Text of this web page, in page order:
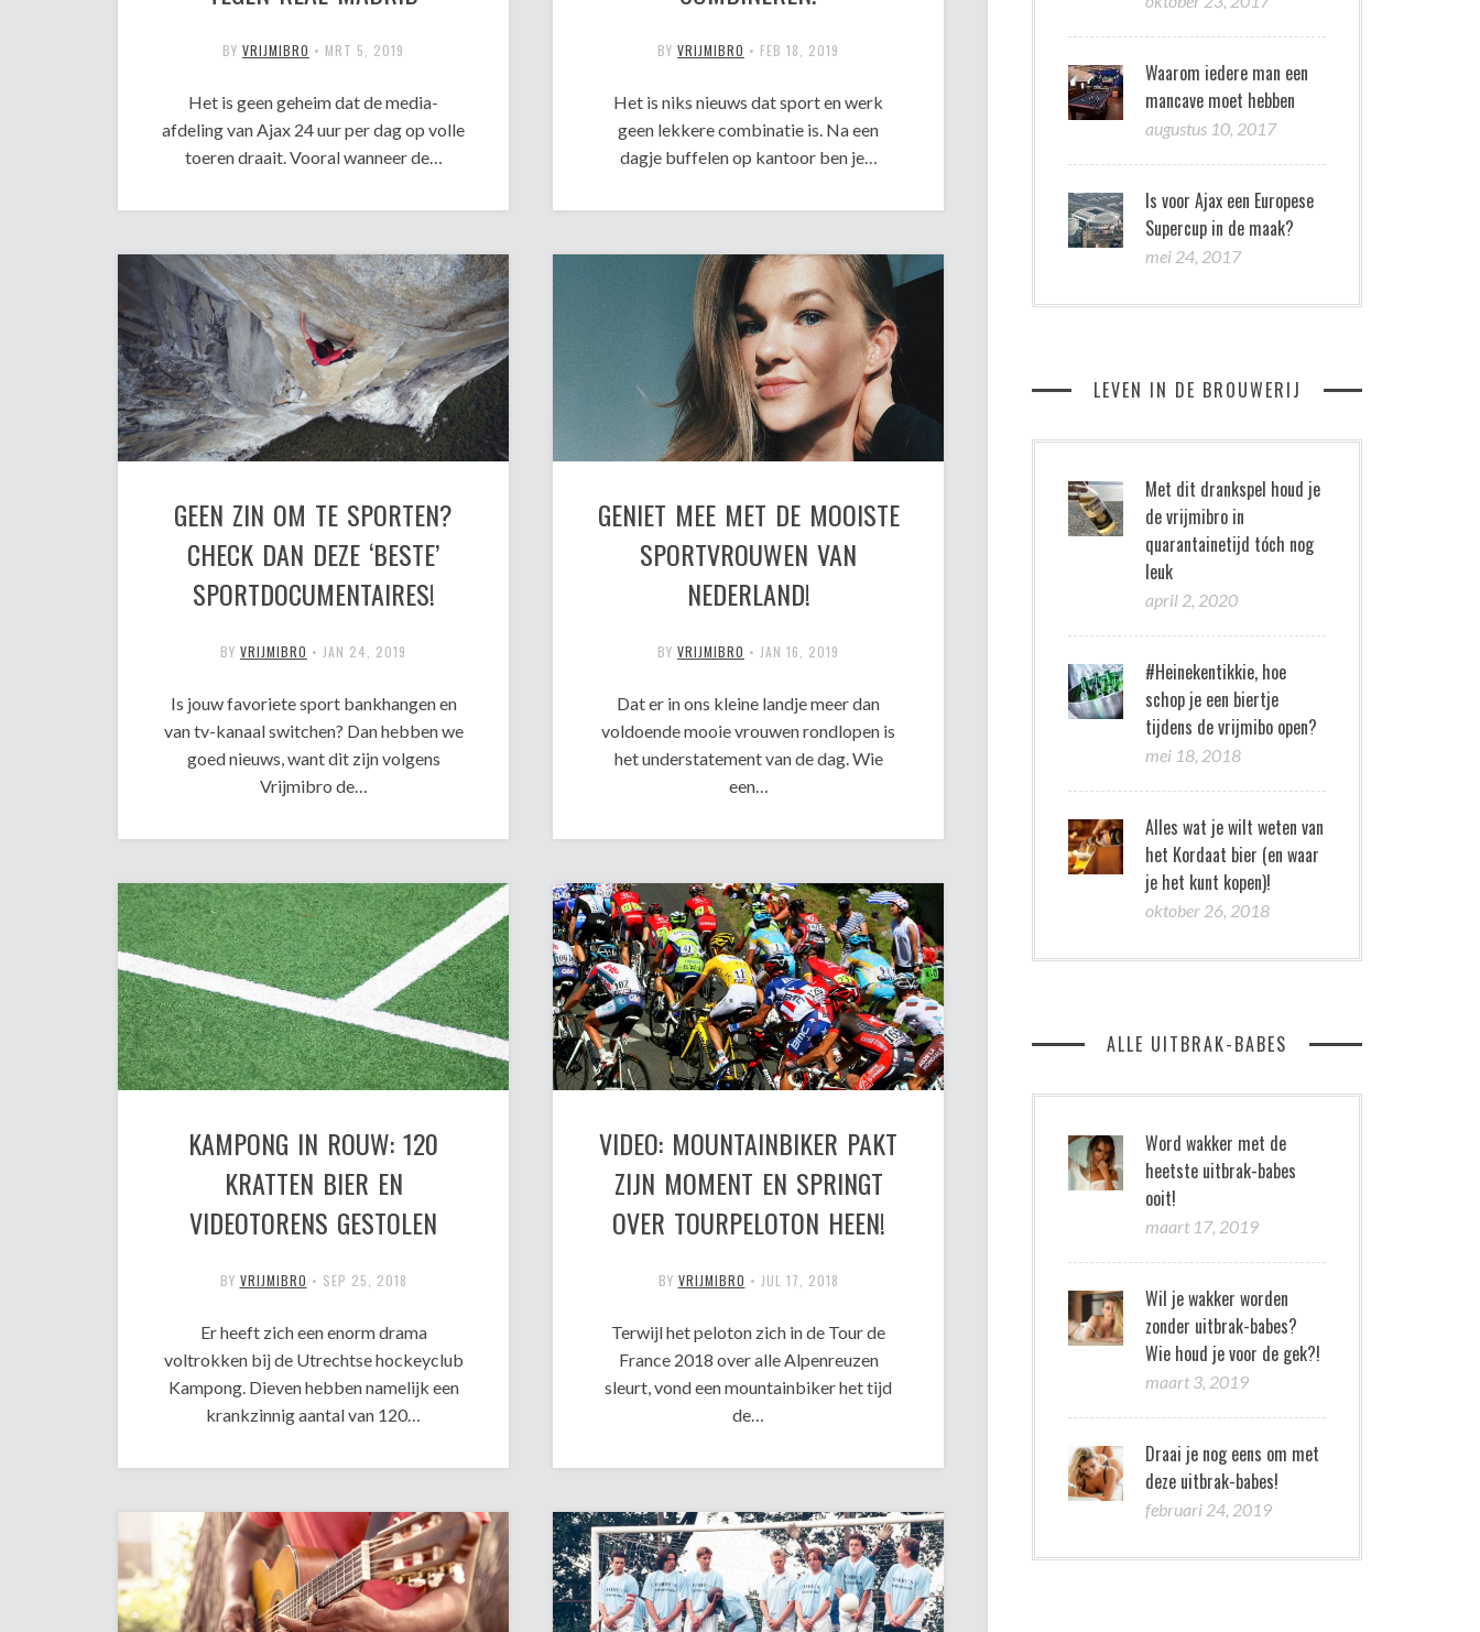
BY VRIJMIBRO • MRT 5, 2019
Het is geen geheim dat de media-
afdeling van Ajax 24 uur per dag op volle
toeren draait. Vooral wanneer de…
BY VRIJMIBRO • FEB 18, 2019
Het is niks nieuws dat sport en werk
geen lekkere combinatie is. Na een
dagje buffelen op kantoor ben je…
GEEN ZIN OM TE SPORTEN?
CHECK DAN DEZE ‘BESTE’
SPORTDOCUMENTAIRES!
BY VRIJMIBRO • JAN 24, 2019
Is jouw favoriete sport bankhangen en
van tv-kanaal switchen? Dan hebben we
goed nieuws, want dit zijn volgens
Vrijmibro de…
GENIET MEE MET DE MOOISTE
SPORTVROUWEN VAN
NEDERLAND!
BY VRIJMIBRO • JAN 16, 2019
Dat er in ons kleine landje meer dan
voldoende mooie vrouwen rondlopen is
het understatement van de dag. Wie
een…
KAMPONG IN ROUW: 120
KRATTEN BIER EN
VIDEOTORENS GESTOLEN
BY VRIJMIBRO • SEP 25, 2018
Er heeft zich een enorm drama
voltrokken bij de Utrechtse hockeyclub
Kampong. Dieven hebben namelijk een
krankzinnig aantal van 120…
VIDEO: MOUNTAINBIKER PAKT
ZIJN MOMENT EN SPRINGT
OVER TOURPELOTON HEEN!
BY VRIJMIBRO • JUL 17, 2018
Terwijl het peloton zich in de Tour de
France 2018 over alle Alpenreuzen
sleurt, vond een mountainbiker het tijd
de…
Waarom iedere man een
mancave moet hebben
augustus 10, 2017
Is voor Ajax een Europese
Supercup in de maak?
mei 24, 2017
LEVEN IN DE BROUWERIJ
Met dit drankspel houd je
de vrijmibro in
quarantainetijd tóch nog
leuk
april 2, 2020
#Heinekentikkie, hoe
schop je een biertje
tijdens de vrijmibo open?
mei 18, 2018
Alles wat je wilt weten van
het Kordaat bier (en waar
je het kunt kopen)!
oktober 26, 2018
ALLE UITBRAK-BABES
Word wakker met de
heetste uitbrak-babes
ooit!
maart 17, 2019
Wil je wakker worden
zonder uitbrak-babes?
Wie houd je voor de gek?!
maart 3, 2019
Draai je nog eens om met
deze uitbrak-babes!
februari 24, 2019